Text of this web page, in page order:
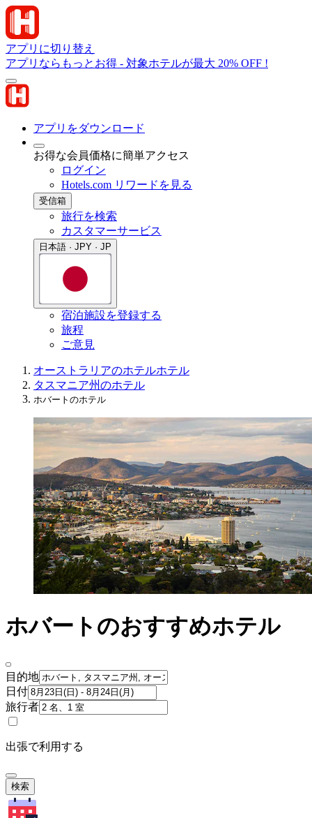
アプリに切り替え
アプリならもっとお得 - 対象ホテルが最大 20% OFF !
アプリをダウンロード
お得な会員価格に簡単アクセス
ログイン
Hotels.com リワードを見る
受信箱
旅行を検索
カスタマーサービス
日本語 · JPY · JP
宿泊施設を登録する
旅程
ご意見
オーストラリアのホテルホテル
タスマニア州のホテル
ホバートのホテル
ホバートのおすすめホテル
目的地
日付
旅行者
出張で利用する
検索